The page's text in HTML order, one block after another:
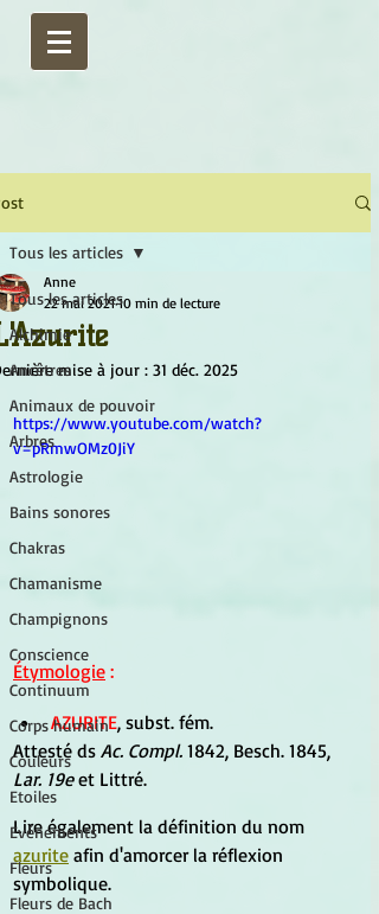
Tous les articles
Alchimie
Ancêtres
Animaux de pouvoir
Arbres
Astrologie
Bains sonores
Chakras
Chamanisme
Champignons
Conscience
Continuum
Corps humain
Couleurs
Etoiles
Evénements
Fleurs
Fleurs de Bach
Tous les articles
Anne
22 mai 2021 10 min de lecture
mise à jour : 31 déc. 2025
https://www.youtube.com/watch?
v=pRmwOMz0JiY
Étymologie :
AZURITE, subst. fém.
Attesté ds Ac. Compl. 1842, Besch. 1845,
Lar. 19e et Littré.
Lire également la définition du nom
azurite afin d'amorcer la réflexion
symbolique.